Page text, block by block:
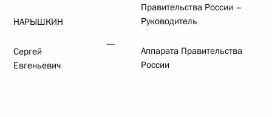
НАРЫШКИН
Сергей
Евгеньевич
—
Правительства России –
Руководитель
Аппарата Правительства
России